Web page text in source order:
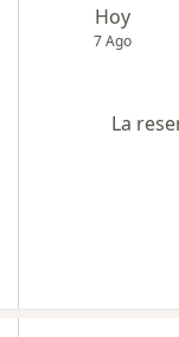
Hoy
7 Ago
La